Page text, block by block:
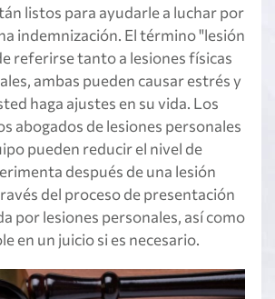
listos para ayudarle a luchar por
indemnización. El término "lesión
referirse tanto a lesiones físicas
ambas pueden causar estrés y
haga ajustes en su vida. Los
abogados de lesiones personales
pueden reducir el nivel de
después de una lesión
del proceso de presentación
por lesiones personales, así como
en un juicio si es necesario.